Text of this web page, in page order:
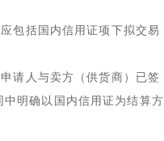
包括国内信用证项下拟交易
请人与卖方（供货商）已签
明确以国内信用证为结算方